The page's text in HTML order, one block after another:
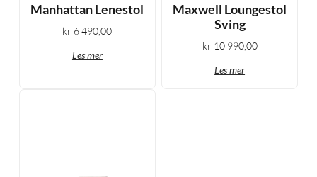
Manhattan Lenestol
kr 6 490,00
Les mer
Maxwell Loungestol
Sving
kr 10 990,00
Les mer